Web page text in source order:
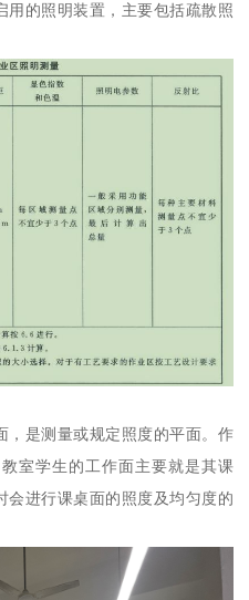
用的照明装置，主要包括疏散照
，是测量或规定照度的平面。作
室学生的工作面主要就是其课
会进行课桌面的照度及均匀度的